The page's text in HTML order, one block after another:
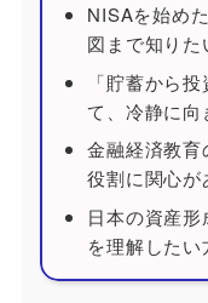
NISAを始め
図まで知りた
「貯蓄から
て、冷静に
金融経済教
役割に関心が
日本の資産
を理解したい